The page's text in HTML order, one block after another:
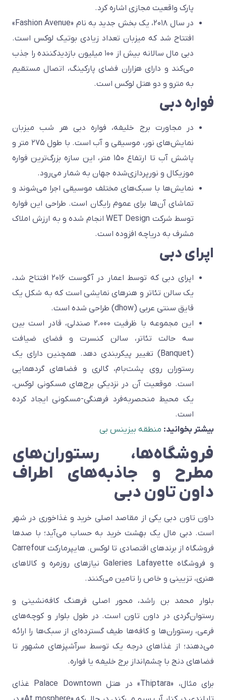
پارک واقعیت مجازی اشاره کرد.
در سال ۲۰۱۸، یک بخش جدید به نام «Fashion Avenue»
افتتاح شد که میزبان تعداد زیادی بوتیک لوکس است.
دبی مال سالانه بیش از ۱۰۰ میلیون بازدیدکننده را جذب
می‌کند و دارای هزاران فضای پارکینگ، اتصال مستقیم
به مترو و دو هتل لوکس است.
فواره دبی
در مجاورت برج خلیفه، فواره دبی هر شب میزبان
نمایش‌های نور، موسیقی و آب است. با طول ۲۷۵ متر و
پاشش آب تا ارتفاع ۱۵۰ متر، این سازه بزرگ‌ترین فواره
موزیکال و نورپردازی‌شده جهان به شمار می‌رود.
نمایش‌ها با سبک‌های مختلف موسیقی اجرا می‌شوند و
تماشای آن‌ها برای عموم رایگان است. طراحی این فواره
توسط شرکت WET Design انجام شده و به ارزش املاک
مشرف به دریاچه افزوده است.
اپرای دبی
اپرای دبی که توسط اعمار در آگوست ۲۰۱۶ افتتاح شد،
یک سالن تئاتر و هنرهای نمایشی است که به شکل یک
قایق سنتی عربی (dhow) طراحی شده است.
این مجموعه با ظرفیت ۲،۰۰۰ صندلی، قادر است بین
سه حالت تئاتر، سالن کنسرت و فضای ضیافت
(Banquet) تغییر پیکربندی دهد. همچنین دارای یک
رستوران روی پشت‌بام، گالری و فضاهای گردهمایی
است. موقعیت آن در نزدیکی برج‌های مسکونی لوکس،
یک محیط منحصربه‌فرد فرهنگی-مسکونی ایجاد کرده
است.
بیشتر بخوانید: منطقه بیزینس بی
فروشگاه‌ها، رستوران‌های
مطرح و جاذبه‌های اطراف
داون تاون دبی
داون تاون دبی یکی از مقاصد اصلی خرید و غذاخوری در شهر
است. دبی مال یک بهشت خرید به حساب می‌آید؛ با صدها
فروشگاه از برندهای اقتصادی تا لوکس. هایپرمارکت Carrefour
و فروشگاه Galeries Lafayette نیازهای روزمره و کالاهای
هنری، تزیینی و خاص را تامین می‌کنند.
بلوار محمد بن راشد، محور اصلی فرهنگ کافه‌نشینی و
رستوان‌گردی در داون تاون است. در طول بلوار و کوچه‌های
فرعی، رستوران‌ها و کافه‌ها طیف گسترده‌ای از سبک‌ها را ارائه
می‌دهند؛ از غذاهای درجه یک توسط سرآشپزهای مشهور تا
فضاهای دنج با چشم‌انداز برج خلیفه یا فواره.
برای مثال، «Thiptara» در هتل Palace Downtown غذای